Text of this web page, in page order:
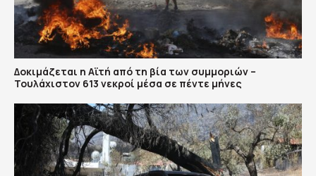
Δοκιμάζεται η Αϊτή από τη βία των συμμοριών –
Τουλάχιστον 613 νεκροί μέσα σε πέντε μήνες